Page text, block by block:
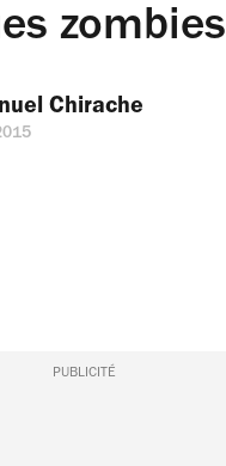
zombies
Chirache
PUBLICITÉ